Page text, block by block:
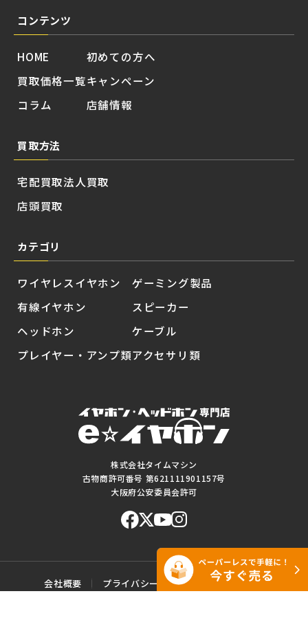
株式会社タイムマシン
古物商許可番号 第621111901157号
大阪府公安委員会許可
コンテンツ
HOME
買取価格一覧
コラム
初めての方へ
キャンペーン
店舗情報
買取方法
宅配買取
店頭買取
法人買取
カテゴリ
ワイヤレスイヤホン
有線イヤホン
ヘッドホン
プレイヤー・アンプ類
ゲーミング製品
スピーカー
ケーブル
アクセサリ類
会社概要 プライバシーポリシー
ご利用規約